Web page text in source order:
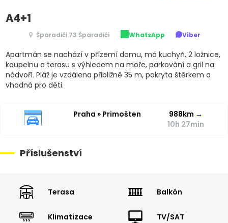
A4+1
Šparadići 73 Šparadići WhatsApp Viber
Apartmán se nachází v přízemí domu, má kuchyň, 2 ložnice,
koupelnu a terasu s výhledem na moře, parkování a gril na
nádvoří. Pláž je vzdálena přibližně 35 m, pokryta štěrkem a
vhodná pro děti.
Praha » Primošten 988km →
10h 27min
Příslušenství
Terasa Balkón
Klimatizace TV/SAT